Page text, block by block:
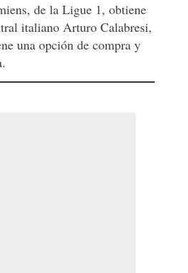
de la Ligue 1, obtiene
italiano Arturo Calabresi,
una opción de compra y